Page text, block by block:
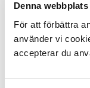
Denna
För att förbättra
använder vi
accepterar du